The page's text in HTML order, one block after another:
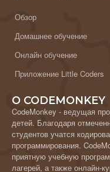
Обзор
Домашнее обучение
Онлайн обучение
Приложение Little Coders
О CODEMONKEY
CodeMonkey - ведущая
детей. Благодаря
студентов учатся
программирования.
приятную учебную
лагерей, а также онлайн-